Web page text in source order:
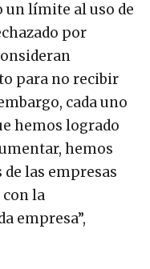
un límite al uso de
por
para no recibir
cada uno
hemos logrado
hemos
las empresas
la
empresa”,